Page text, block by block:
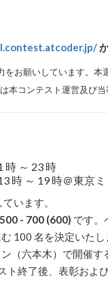
をお願いしています。
ンテスト運営及び当社
時 ～ 23 時
時 ～ 19 時＠東京
います。
- 700 (600) です。
100 名を決定いたし
（六本木）で開催す
終了後、表彰およ